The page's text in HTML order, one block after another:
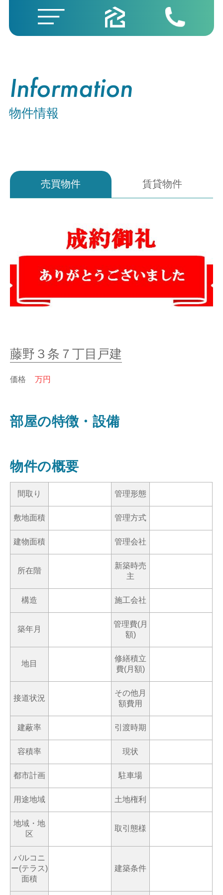
Information
物件情報
売買物件 賃貸物件
藤野３条７丁目戸建
価格 万円
部屋の特徴・設備
物件の概要
間取り 管理形態
敷地面積 管理方式
建物面積 管理会社
所在階
新築時売
主
構造 施工会社
築年月
管理費(月
額)
地目
修繕積立
費(月額)
接道状況
その他月
額費用
建蔽率 引渡時期
容積率 現状
都市計画 駐車場
用途地域 土地権利
地域・地
区
取引態様
バルコニ
ー(テラス)
面積
建築条件